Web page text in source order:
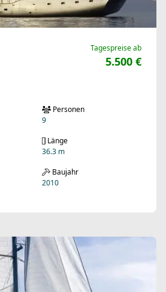
Tagespreise ab
5.500 €
Personen
9
Länge
36.3 m
Baujahr
2010